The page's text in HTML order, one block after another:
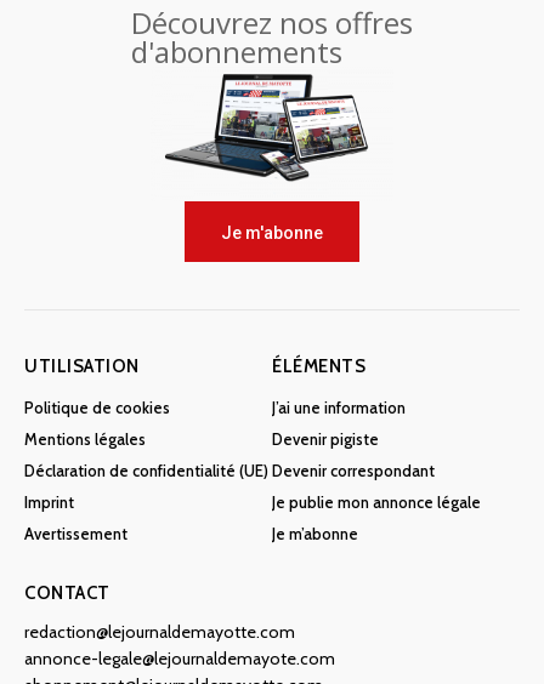
Découvrez nos offres
d'abonnements
Je m'abonne
UTILISATION
Politique de cookies
Mentions légales
Déclaration de confidentialité (UE)
Imprint
Avertissement
ÉLÉMENTS
J’ai une information
Devenir pigiste
Devenir correspondant
Je publie mon annonce légale
Je m’abonne
CONTACT
redaction@lejournaldemayotte.com
annonce-legale@lejournaldemayote.com